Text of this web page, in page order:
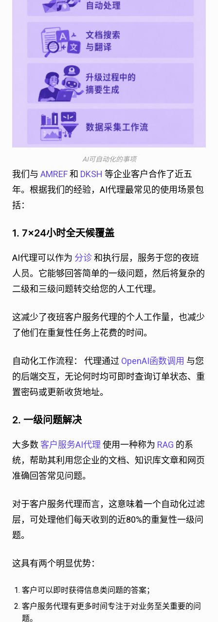
AI可自动化的事项
我们与 AMREF和 DKSH 等企业客户合作了近五
年。根据我们的经验，AI代理最常见的使用场景包
括：
1. 7×24小时全天候覆盖
AI代理可以作为 分诊和执行层，服务于您的夜班
人员。它能够回答简单的一级问题，然后将复杂的
二级和三级问题转交给您的人工代理。
这减少了夜班客户服务代理的个人工作量，也减少
了他们在重复性任务上花费的时间。
自动化工作流程： 代理通过 OpenAI函数调用 与您
的后端交互，无论何时均可即时查询订单状态、重
置密码或更新收货地址。
2. 一级问题解决
大多数 客户服务AI代理 使用一种称为 RAG 的系
统，帮助其利用您企业的文档、知识库文章和网页
准确回答常见问题。
对于客户服务代理而言，这意味着一个自动化过滤
层，可处理他们每天收到的近80%的重复性一级问
题。
这具有两个明显优势：
客户可以即时获得信息类问题的答案；
客户服务代理有更多时间专注于对业务至关重要的问
题。